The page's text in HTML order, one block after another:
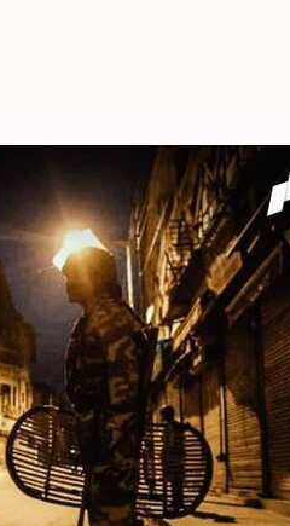
में नाइट कर्फ्यू
साथ राज्य सरकारों ने भी
से 2 जनवरी तक नाइट
तक पूरे राज्य में गैर-जरूरी